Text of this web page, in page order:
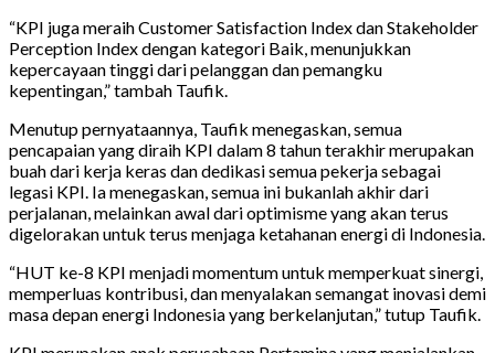
“KPI juga meraih Customer Satisfaction Index dan Stakeholder
Perception Index dengan kategori Baik, menunjukkan
kepercayaan tinggi dari pelanggan dan pemangku
kepentingan,” tambah Taufik.
Menutup pernyataannya, Taufik menegaskan, semua
pencapaian yang diraih KPI dalam 8 tahun terakhir merupakan
buah dari kerja keras dan dedikasi semua pekerja sebagai
legasi KPI. Ia menegaskan, semua ini bukanlah akhir dari
perjalanan, melainkan awal dari optimisme yang akan terus
digelorakan untuk terus menjaga ketahanan energi di Indonesia.
“HUT ke-8 KPI menjadi momentum untuk memperkuat sinergi,
memperluas kontribusi, dan menyalakan semangat inovasi demi
masa depan energi Indonesia yang berkelanjutan,” tutup Taufik.